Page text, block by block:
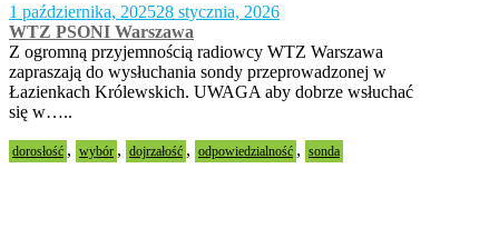
1 października, 202528 stycznia, 2026
WTZ PSONI Warszawa
Z ogromną przyjemnością radiowcy WTZ Warszawa
zapraszają do wysłuchania sondy przeprowadzonej w
Łazienkach Królewskich. UWAGA aby dobrze wsłuchać
się w…..
dorosłość , wybór , dojrzałość , odpowiedzialność , sonda